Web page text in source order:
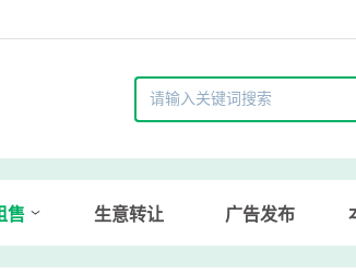
售 生意转让 广告发布